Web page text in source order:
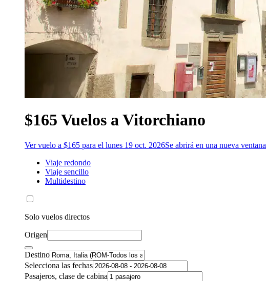
$165 Vuelos a Vitorchiano
Ver vuelo a $165 para el lunes 19 oct. 2026Se abrirá en una nueva ventana
Viaje redondo
Viaje sencillo
Multidestino
Solo vuelos directos
Origen
Destino
Selecciona las fechas
Pasajeros, clase de cabina